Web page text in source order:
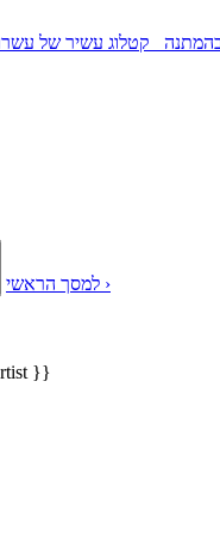
למסך הראשי ›